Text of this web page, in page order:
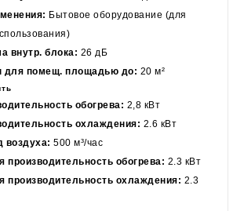
Бытовое оборудование (для
внутр. блока: 26 дБ
для помещ. площадью до: 20 м²
обогрева: 2,8 кВт
охлаждения: 2.6 кВт
воздуха: 500 м³/час
производительность обогрева: 2.3 кВт
производительность охлаждения: 2.3